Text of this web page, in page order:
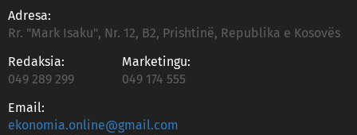
Adresa:
Rr. "Mark Isaku", Nr. 12, B2, Prishtinë, Republika e Kosovës
Redaksia:
049 289 299
Marketingu:
049 174 555
Email:
ekonomia.online@gmail.com